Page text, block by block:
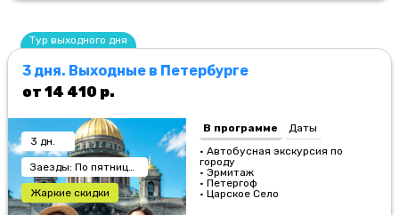
Тур выходного дня
3 дня. Выходные в Петербурге
от 14 410 р.
3 дн.
Заезды: По пятницам
Жаркие скидки
В программе
Даты
• Автобусная экскурсия по
городу
• Эрмитаж
• Петергоф
• Царское Село